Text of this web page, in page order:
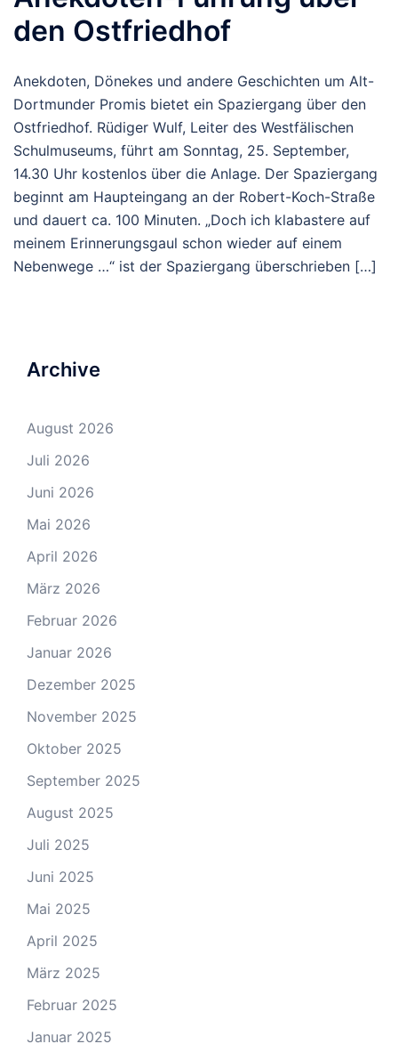
den Ostfriedhof
Anekdoten, Dönekes und andere Geschichten um Alt-
Dortmunder Promis bietet ein Spaziergang über den
Ostfriedhof. Rüdiger Wulf, Leiter des Westfälischen
Schulmuseums, führt am Sonntag, 25. September,
14.30 Uhr kostenlos über die Anlage. Der Spaziergang
beginnt am Haupteingang an der Robert-Koch-Straße
und dauert ca. 100 Minuten. „Doch ich klabastere auf
meinem Erinnerungsgaul schon wieder auf einem
Nebenwege …“ ist der Spaziergang überschrieben […]
Archive
August 2026
Juli 2026
Juni 2026
Mai 2026
April 2026
März 2026
Februar 2026
Januar 2026
Dezember 2025
November 2025
Oktober 2025
September 2025
August 2025
Juli 2025
Juni 2025
Mai 2025
April 2025
März 2025
Februar 2025
Januar 2025